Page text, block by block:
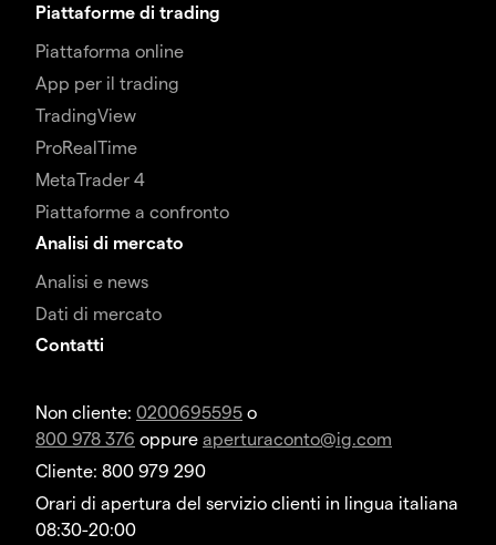
Piattaforme di trading
Piattaforma online
App per il trading
TradingView
ProRealTime
MetaTrader 4
Piattaforme a confronto
Analisi di mercato
Analisi e news
Dati di mercato
Contatti
Non cliente: 0200695595 o
800 978 376 oppure aperturaconto@ig.com
Cliente: 800 979 290
Orari di apertura del servizio clienti in lingua italiana
08:30-20:00